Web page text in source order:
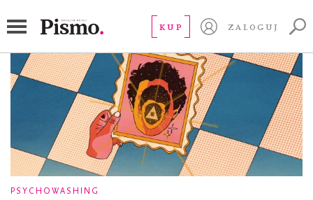
KUP ZALOGUJ
Serial reporterski
PSYCHOWASHING